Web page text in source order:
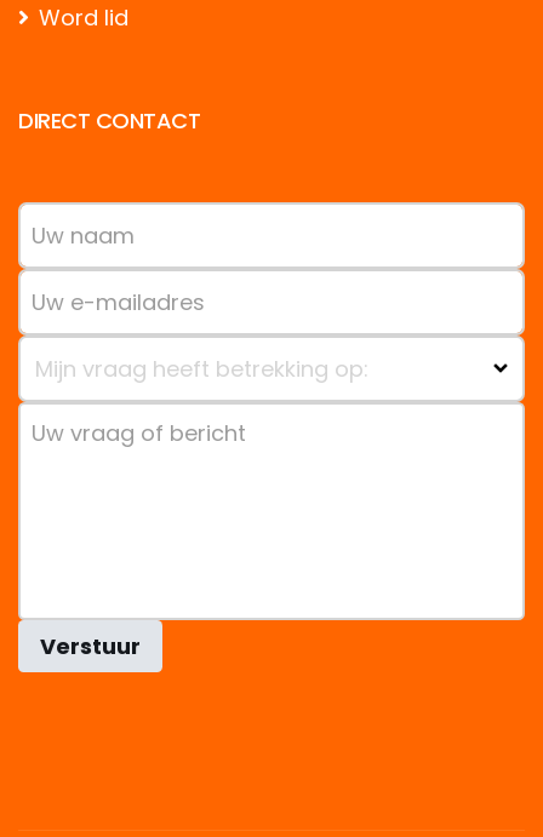
Word lid
DIRECT CONTACT
Mijn vraag heeft betrekking op:
Verstuur